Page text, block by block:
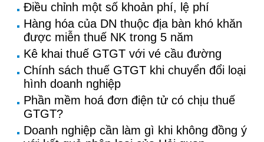
Điều chỉnh một số khoản phí, lệ phí
Hàng hóa của DN thuộc địa bàn khó khăn
được miễn thuế NK trong 5 năm
Kê khai thuế GTGT với vé cầu đường
Chính sách thuế GTGT khi chuyển đổi loại
hình doanh nghiệp
Phần mềm hoá đơn điện tử có chịu thuế
GTGT?
Doanh nghiệp cần làm gì khi không đồng ý